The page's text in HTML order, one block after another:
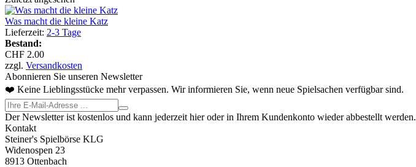
Was macht die kleine Katz
Lieferzeit: 2-3 Tage
Bestand:
CHF 2.00
zzgl. Versandkosten
Abonnieren Sie unseren Newsletter
❤️ Keine Lieblingsstücke mehr verpassen. Wir informieren Sie, wenn neue Spielsachen verfügbar sind.
Der Newsletter ist kostenlos und kann jederzeit hier oder in Ihrem Kundenkonto wieder abbestellt werden.
Kontakt
Steiner's Spielbörse KLG
Widenospen 23
8913 Ottenbach